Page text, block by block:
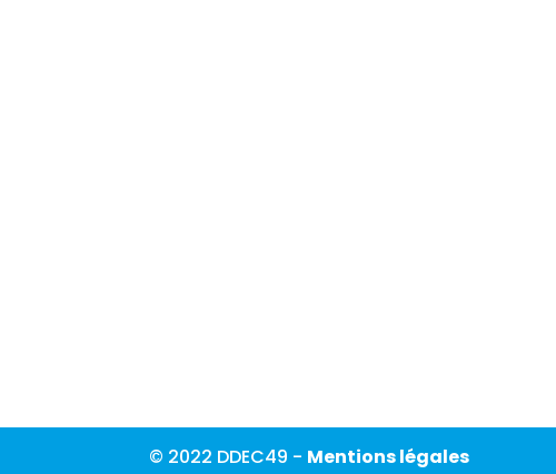
© 2022 DDEC49 - Mentions légales